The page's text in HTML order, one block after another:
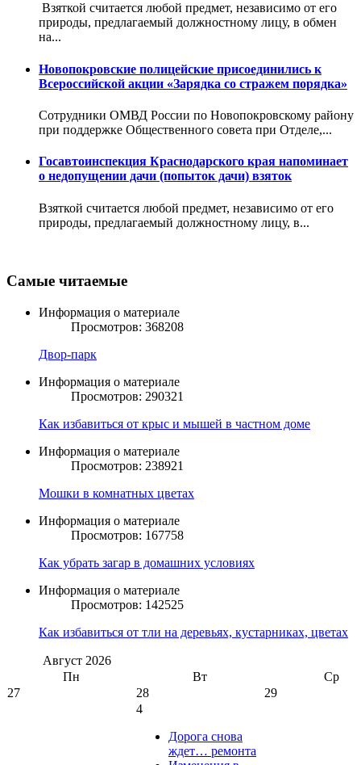
Взяткой считается любой предмет, независимо от его
природы, предлагаемый должностному лицу, в обмен
на...
Новопокровские полицейские присоединились к
Всероссийской акции «Зарядка со стражем порядка»
Сотрудники ОМВД России по Новопокровскому району
при поддержке Общественного совета при Отделе,...
Госавтоинспекция Краснодарского края напоминает
о недопущении дачи (попыток дачи) взяток
Взяткой считается любой предмет, независимо от его
природы, предлагаемый должностному лицу, в...
Самые читаемые
Информация о материале
Просмотров: 368208
Двор-парк
Информация о материале
Просмотров: 290321
Как избавиться от крыс и мышей в частном доме
Информация о материале
Просмотров: 238921
Мошки в комнатных цветах
Информация о материале
Просмотров: 167758
Как убрать загар в домашних условиях
Информация о материале
Просмотров: 142525
Как избавиться от тли на деревьях, кустарниках, цветах
Август 2026
Пн
Вт
Ср
27
28
29
4
Дорога снова
ждет… ремонта